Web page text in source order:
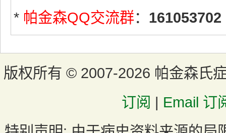
* 帕金森QQ交流群： 161053702
版权所有 © 2007-2026 帕金森氏
订阅 | Email 订